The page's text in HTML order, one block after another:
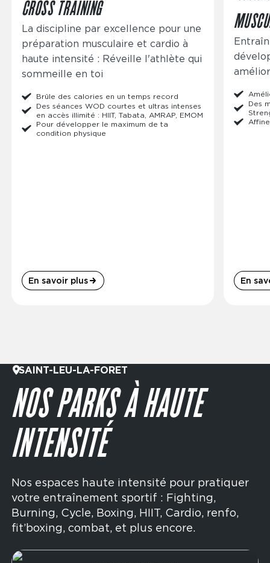
CROSS TRAINING
La discipline par excellence pour une
préparation musculaire et cardio à
haute intensité : Réveille l'athlète qui
sommeille en toi
Brûle des calories en un temps record
Des séances WOD courtes et ultras intenses
en accès illimité : HIIT, Tabata, AMRAP, EMOM
Pour développer le maximum de ta
condition physique
En savoir plus
Des
En
SAINT-LEU-LA-FORET
NOS PARKS À HAUTE
INTENSITÉ
Nos espaces haute intensité pour pratiquer
votre entraînement sportif : Fighting,
Burning, Cycle, Boxing, HIIT, Cardio, renfo,
fit’boxing, combat, et plus encore.
Image